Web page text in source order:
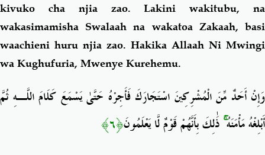
kivuko cha njia zao. Lakini wakitubu, na
wakasimamisha Swalaah na wakatoa Zakaah, basi
waachieni huru njia zao. Hakika Allaah Ni Mwingi
wa Kughufuria, Mwenye Kurehemu.
وَإِنْ أَحَدٌ مِّنَ الْمُشْرِكِينَ اسْتَجَارَكَ فَأَجِرْهُ حَتَّىٰ يَسْمَعَ كَلَامَ اللَّـهِ ثُمَّ
أَبْلِغْهُ مَأْمَنَهُۚذَٰلِكَ بِأَنَّهُمْ قَوْمٌ لَّا يَعْلَمُونَ﴿٦﴾